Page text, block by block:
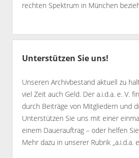
rechten Spektrum in München
Unterstützen Sie uns!
Unseren Archivbestand aktuell zu
viel Zeit auch Geld. Der a.i.d.a. e. V.
durch Beiträge von Mitgliedern und
Unterstützen Sie uns mit einer
einem Dauerauftrag – oder helfen
Mehr dazu in unserer Rubrik „a.i.d.a.